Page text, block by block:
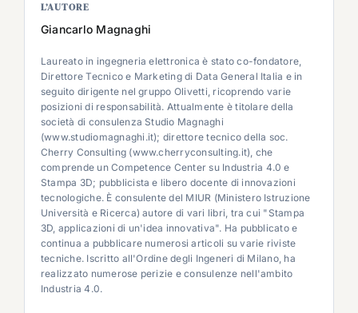
L’AUTORE
Giancarlo Magnaghi
Laureato in ingegneria elettronica è stato co-fondatore,
Direttore Tecnico e Marketing di Data General Italia e in
seguito dirigente nel gruppo Olivetti, ricoprendo varie
posizioni di responsabilità. Attualmente è titolare della
società di consulenza Studio Magnaghi
(www.studiomagnaghi.it); direttore tecnico della soc.
Cherry Consulting (www.cherryconsulting.it), che
comprende un Competence Center su Industria 4.0 e
Stampa 3D; pubblicista e libero docente di innovazioni
tecnologiche. È consulente del MIUR (Ministero Istruzione
Università e Ricerca) autore di vari libri, tra cui "Stampa
3D, applicazioni di un'idea innovativa". Ha pubblicato e
continua a pubblicare numerosi articoli su varie riviste
tecniche. Iscritto all'Ordine degli Ingeneri di Milano, ha
realizzato numerose perizie e consulenze nell'ambito
Industria 4.0.